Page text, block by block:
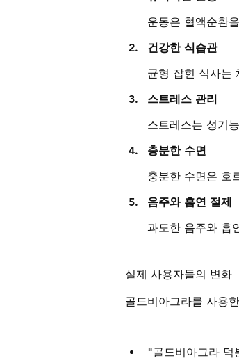
운동은 혈액순환
건강한 식습관
균형 잡힌 식사는
스트레스 관리
스트레스는 성기
충분한 수면
충분한 수면은 호
음주와 흡연 절제
과도한 음주와 흡
실제 사용자들의 변화
골드비아그라를 사용
"골드비아그라 덕